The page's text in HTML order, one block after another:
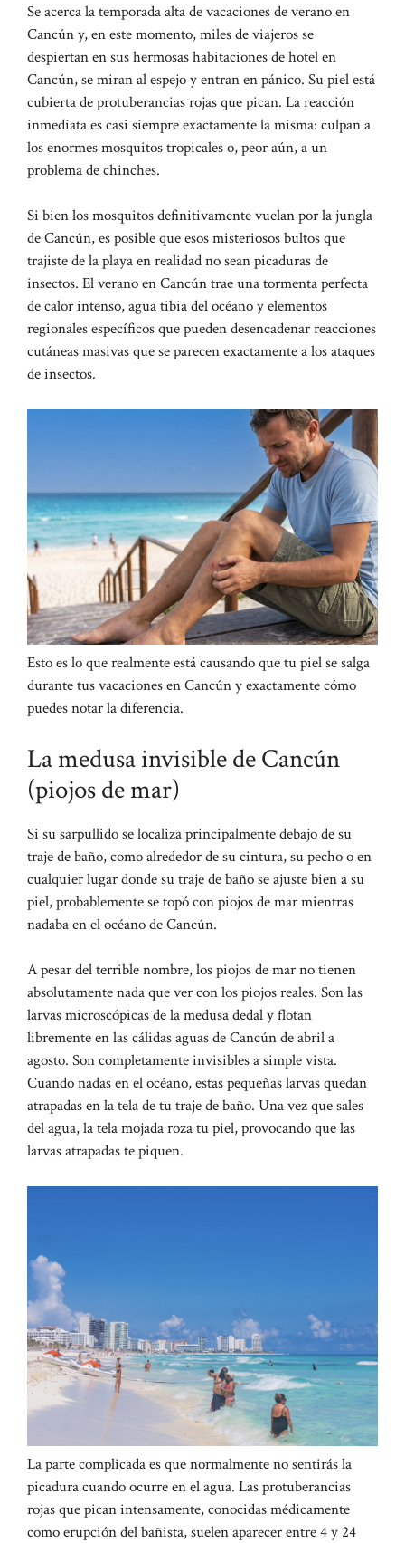
Se acerca la temporada alta de vacaciones de verano en
Cancún y, en este momento, miles de viajeros se
despiertan en sus hermosas habitaciones de hotel en
Cancún, se miran al espejo y entran en pánico. Su piel está
cubierta de protuberancias rojas que pican. La reacción
inmediata es casi siempre exactamente la misma: culpan a
los enormes mosquitos tropicales o, peor aún, a un
problema de chinches.
Si bien los mosquitos definitivamente vuelan por la jungla
de Cancún, es posible que esos misteriosos bultos que
trajiste de la playa en realidad no sean picaduras de
insectos. El verano en Cancún trae una tormenta perfecta
de calor intenso, agua tibia del océano y elementos
regionales específicos que pueden desencadenar reacciones
cutáneas masivas que se parecen exactamente a los ataques
de insectos.
Esto es lo que realmente está causando que tu piel se salga
durante tus vacaciones en Cancún y exactamente cómo
puedes notar la diferencia.
La medusa invisible de Cancún
(piojos de mar)
Si su sarpullido se localiza principalmente debajo de su
traje de baño, como alrededor de su cintura, su pecho o en
cualquier lugar donde su traje de baño se ajuste bien a su
piel, probablemente se topó con piojos de mar mientras
nadaba en el océano de Cancún.
A pesar del terrible nombre, los piojos de mar no tienen
absolutamente nada que ver con los piojos reales. Son las
larvas microscópicas de la medusa dedal y flotan
libremente en las cálidas aguas de Cancún de abril a
agosto. Son completamente invisibles a simple vista.
Cuando nadas en el océano, estas pequeñas larvas quedan
atrapadas en la tela de tu traje de baño. Una vez que sales
del agua, la tela mojada roza tu piel, provocando que las
larvas atrapadas te piquen.
La parte complicada es que normalmente no sentirás la
picadura cuando ocurre en el agua. Las protuberancias
rojas que pican intensamente, conocidas médicamente
como erupción del bañista, suelen aparecer entre 4 y 24